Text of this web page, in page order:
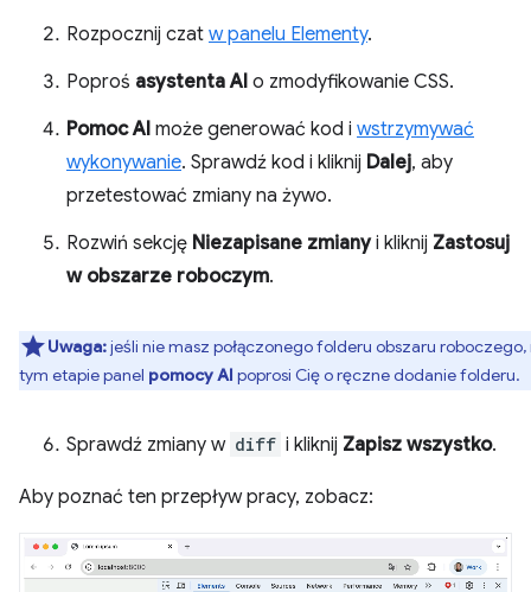
Rozpocznij czat w panelu Elementy.
Poproś asystenta AI o zmodyfikowanie CSS.
Pomoc AI może generować kod i wstrzymywać
wykonywanie. Sprawdź kod i kliknij Dalej, aby
przetestować zmiany na żywo.
Rozwiń sekcję Niezapisane zmianyi kliknij Zastosuj
w obszarze roboczym.
Uwaga:jeśli nie masz połączonego folderu obszaru roboczego,
tym etapie panel pomocy AI poprosi Cię o ręczne dodanie folderu.
Sprawdź zmiany w diff i kliknij Zapisz wszystko.
Aby poznać ten przepływ pracy, zobacz: